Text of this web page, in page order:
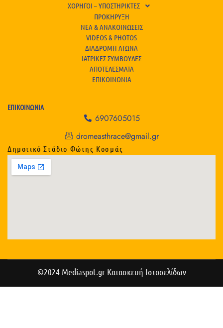
ΧΟΡΗΓΟΙ – ΥΠΟΣΤΗΡΙΚΤΕΣ
ΠΡΟΚΗΡΥΞΗ
ΝΕΑ & ΑΝΑΚΟΙΝΩΣΕΙΣ
VIDEOS & PHOTOS
ΔΙΑΔΡΟΜΗ ΑΓΩΝΑ
ΙΑΤΡΙΚΕΣ ΣΥΜΒΟΥΛΕΣ
ΑΠΟΤΕΛΕΣΜΑΤΑ
ΕΠΙΚΟΙΝΩΝΙΑ
ΕΠΙΚΟΙΝΩΝΙΑ
6907605015
dromeasthrace@gmail.gr
Δημοτικό Στάδιο Φώτης Κοσμάς
©2024 Mediaspot.gr Κατασκευή Ιστοσελίδων